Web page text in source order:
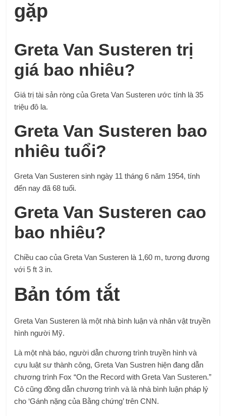
gặp
Greta Van Susteren trị
giá bao nhiêu?
Giá trị tài sản ròng của Greta Van Susteren ước tính là 35
triệu đô la.
Greta Van Susteren bao
nhiêu tuổi?
Greta Van Susteren sinh ngày 11 tháng 6 năm 1954, tính
đến nay đã 68 tuổi.
Greta Van Susteren cao
bao nhiêu?
Chiều cao của Greta Van Susteren là 1,60 m, tương đương
với 5 ft 3 in.
Bản tóm tắt
Greta Van Susteren là một nhà bình luận và nhân vật truyền
hình người Mỹ.
Là một nhà báo, người dẫn chương trình truyền hình và
cựu luật sư thành công, Greta Van Sustren hiện đang dẫn
chương trình Fox “On the Record with Greta Van Susteren.”
Cô cũng đồng dẫn chương trình và là nhà bình luận pháp lý
cho ‘Gánh nặng của Bằng chứng’ trên CNN.